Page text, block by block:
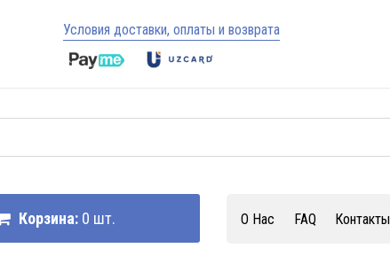
Условия доставки, оплаты и возврата
Корзина: 0 шт. О Нас FAQ Контакты